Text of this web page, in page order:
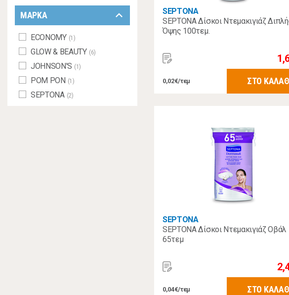
ΜΑΡΚΑ keyboard_arrow_down
ECONOMY (1)
GLOW & BEAUTY (6)
JOHNSON'S (1)
POM PON (1)
SEPTONA (2)
SEPTONA
SEPTONA Δίσκοι Ντεμακιγιάζ
Όψης 100τεμ.
0,02€/τεμ ΣΤΟ
SEPTONA
SEPTONA Δίσκοι Ντεμακιγιάζ Οβάλ
65τεμ
0,04€/τεμ ΣΤΟ